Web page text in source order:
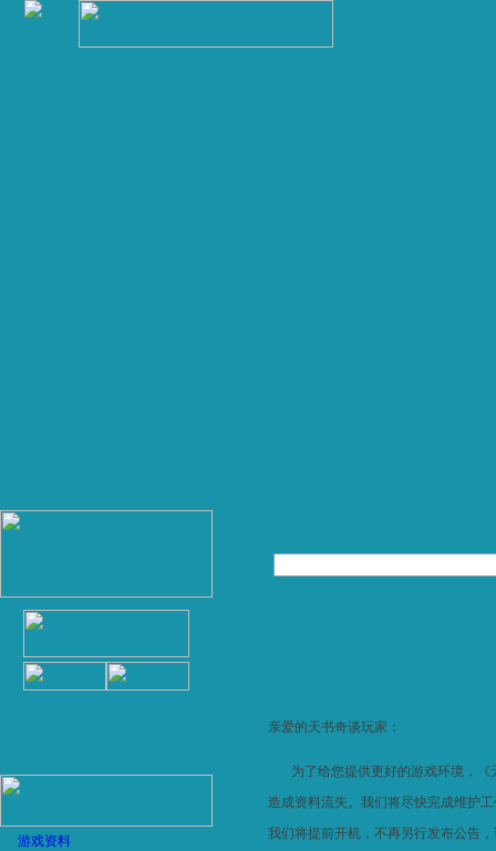
游戏资料
亲爱的天书奇谈玩家：
为了给您提供更好的游戏环境，《
造成资料流失。 我们将尽快完成维护
我们将提前开机，不再另行发布公告